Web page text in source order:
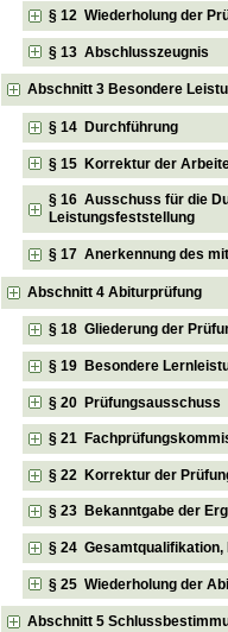
§ 12 Wiederholung der
§ 13 Abschlusszeugnis
Abschnitt 3 Besondere
§ 14 Durchführung
§ 15 Korrektur der
§ 16 Ausschuss für die
Leistungsfeststellung
§ 17 Anerkennung des
Abschnitt 4 Abiturprüfung
§ 18 Gliederung der
§ 19 Besondere
§ 20 Prüfungsausschuss
§ 21
§ 22 Korrektur der
§ 23 Bekanntgabe der
§ 24
§ 25 Wiederholung der
Abschnitt 5